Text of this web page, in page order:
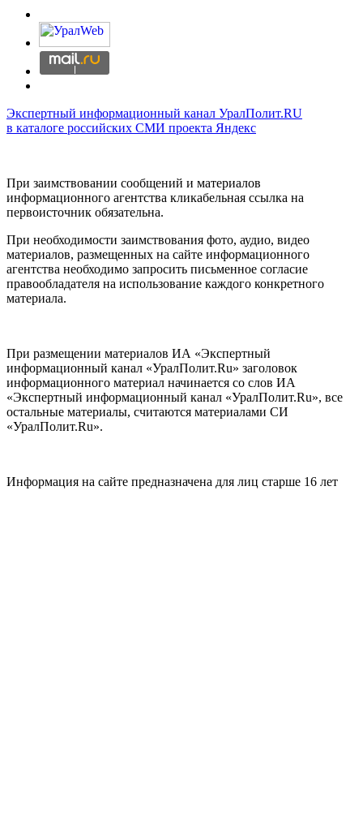
Экспертный информационный канал УралПолит.RU
в каталоге российских СМИ проекта Яндекс
При заимствовании сообщений и материалов
информационного агентства кликабельная ссылка на
первоисточник обязательна.
При необходимости заимствования фото, аудио, видео
материалов, размещенных на сайте информационного
агентства необходимо запросить письменное согласие
правообладателя на использование каждого конкретного
материала.
При размещении материалов ИА «Экспертный
информационный канал «УралПолит.Ru» заголовок
информационного материал начинается со слов ИА
«Экспертный информационный канал «УралПолит.Ru», все
остальные материалы, считаются материалами СИ
«УралПолит.Ru».
Информация на сайте предназначена для лиц старше 16 лет